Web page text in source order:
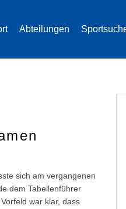
Abteilungen
sich am vergangenen
dem Tabellenführer
war klar, dass